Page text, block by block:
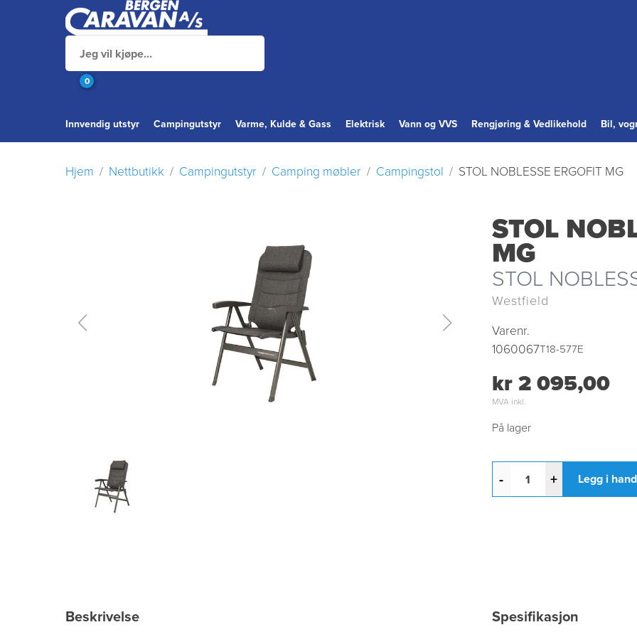
0
Innvendig utstyr Campingutstyr Varme, Kulde & Gass Elektrisk Vann og VVS Rengjøring & Vedlikehold Bil,
Hjem Nettbutikk Campingutstyr Camping møbler Campingstol STOL NOBLESSE ERGOFIT MG
STOL
MG
STOL
Westfield
Varenr.
1060067T18-577E
kr 2 095,00
MVA inkl.
På lager
- + Legg i
Beskrivelse Spesifikasjon